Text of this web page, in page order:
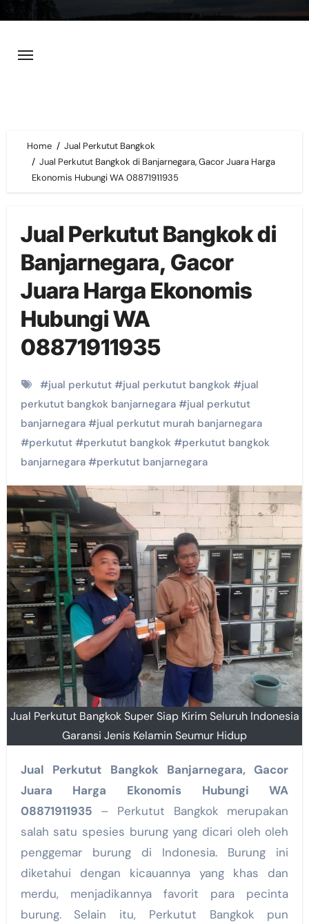
content
Home
Jual Perkutut Bangkok
Jual Perkutut Bangkok di Banjarnegara, Gacor Juara Harga
Ekonomis Hubungi WA 08871911935
Jual Perkutut Bangkok di
Banjarnegara, Gacor
Juara Harga Ekonomis
Hubungi WA
08871911935
#jual perkutut#jual perkutut bangkok#jual
perkutut bangkok banjarnegara#jual perkutut
banjarnegara#jual perkutut murah banjarnegara
#perkutut#perkutut bangkok#perkutut bangkok
banjarnegara#perkutut banjarnegara
Jual Perkutut Bangkok Super Siap Kirim Seluruh Indonesia
Garansi Jenis Kelamin Seumur Hidup
Jual Perkutut Bangkok Banjarnegara, Gacor
Juara Harga Ekonomis Hubungi WA
08871911935 – Perkutut Bangkok merupakan
salah satu spesies burung yang dicari oleh oleh
penggemar burung di Indonesia. Burung ini
diketahui dengan kicauannya yang khas dan
merdu, menjadikannya favorit para pecinta
burung. Selain itu, Perkutut Bangkok pun